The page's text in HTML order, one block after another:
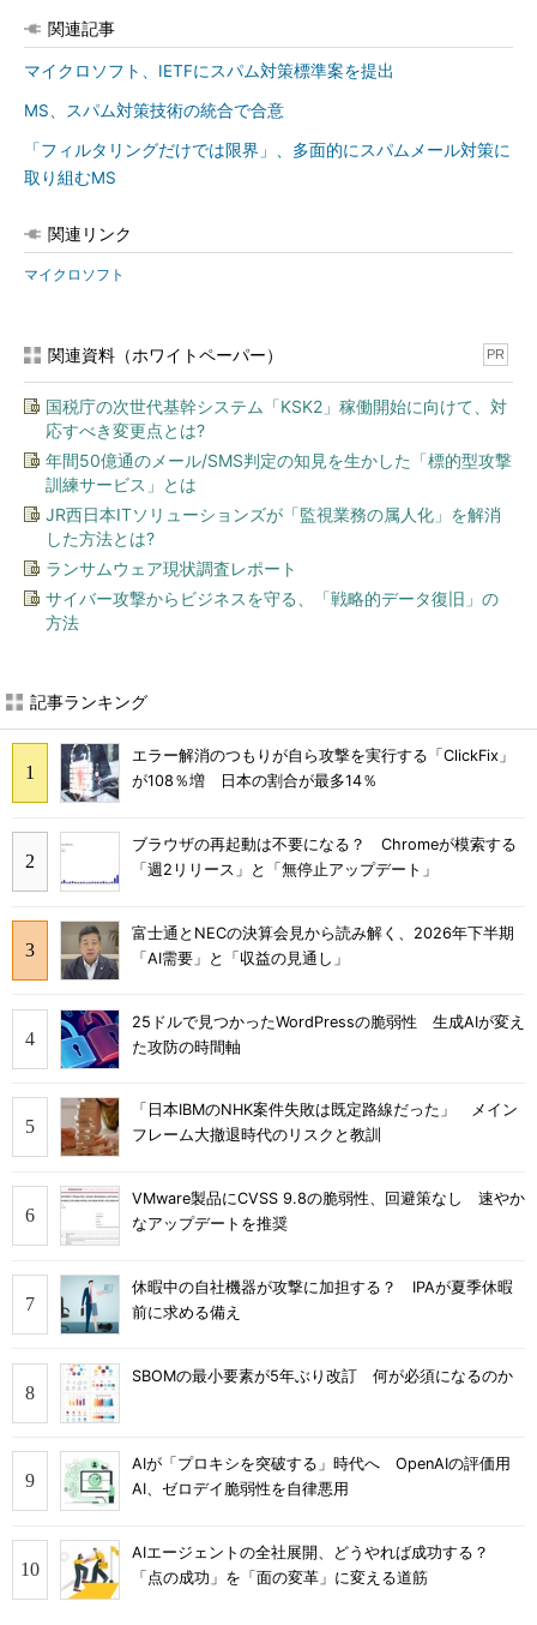
関連記事
マイクロソフト、IETFにスパム対策標準案を提出
MS、スパム対策技術の統合で合意
「フィルタリングだけでは限界」、多面的にスパムメール対策に
取り組むMS
関連リンク
マイクロソフト
関連資料（ホワイトペーパー） PR
国税庁の次世代基幹システム「KSK2」稼働開始に向けて、対
応すべき変更点とは?
年間50億通のメール/SMS判定の知見を生かした「標的型攻撃
訓練サービス」とは
JR西日本ITソリューションズが「監視業務の属人化」を解消
した方法とは?
ランサムウェア現状調査レポート
サイバー攻撃からビジネスを守る、「戦略的データ復旧」の
方法
記事ランキング
エラー解消のつもりが自ら攻撃を実行する「ClickFix」
が108％増 日本の割合が最多14％
ブラウザの再起動は不要になる？ Chromeが模索する
「週2リリース」と「無停止アップデート」
富士通とNECの決算会見から読み解く、2026年下半期
「AI需要」と「収益の見通し」
25ドルで見つかったWordPressの脆弱性 生成AIが変え
た攻防の時間軸
「日本IBMのNHK案件失敗は既定路線だった」 メイン
フレーム大撤退時代のリスクと教訓
VMware製品にCVSS 9.8の脆弱性、回避策なし 速やか
なアップデートを推奨
休暇中の自社機器が攻撃に加担する？ IPAが夏季休暇
前に求める備え
SBOMの最小要素が5年ぶり改訂 何が必須になるのか
AIが「プロキシを突破する」時代へ OpenAIの評価用
AI、ゼロデイ脆弱性を自律悪用
AIエージェントの全社展開、どうやれば成功する？
「点の成功」を「面の変革」に変える道筋